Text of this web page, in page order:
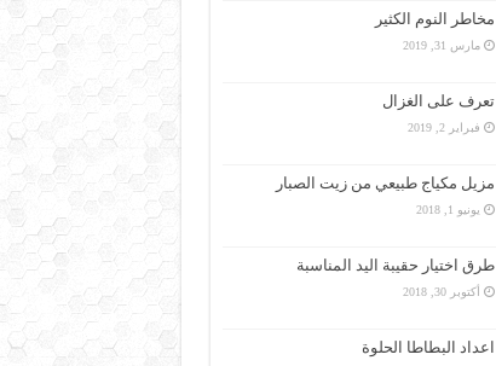
مخاطر النوم الكثير
مارس 31, 2019
تعرف على الغزال
فبراير 2, 2019
مزيل مكياج طبيعي من زيت الصبار
يونيو 1, 2018
طرق اختيار حقيبة اليد المناسبة
أكتوبر 30, 2018
اعداد البطاطا الحلوة